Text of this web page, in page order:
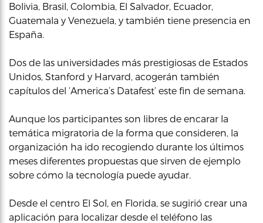
Bolivia, Brasil, Colombia, El Salvador, Ecuador,
Guatemala y Venezuela, y también tiene presencia en
España.
Dos de las universidades más prestigiosas de Estados
Unidos, Stanford y Harvard, acogerán también
capítulos del ‘America’s Datafest’ este fin de semana.
Aunque los participantes son libres de encarar la
temática migratoria de la forma que consideren, la
organización ha ido recogiendo durante los últimos
meses diferentes propuestas que sirven de ejemplo
sobre cómo la tecnología puede ayudar.
Desde el centro El Sol, en Florida, se sugirió crear una
aplicación para localizar desde el teléfono las